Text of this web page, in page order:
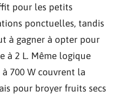
pour les petits
ponctuelles, tandis
à gagner à opter pour
à 2 L. Même logique
700 W couvrent la
pour broyer fruits secs